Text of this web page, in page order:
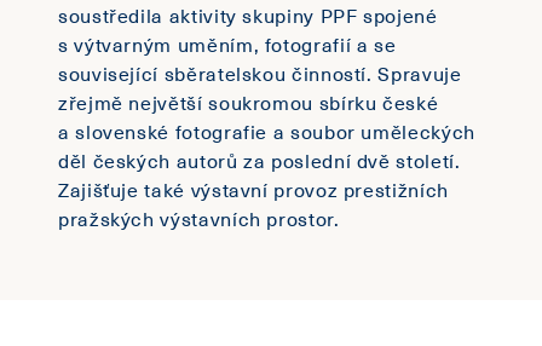
soustředila aktivity skupiny PPF spojené
s výtvarným uměním, fotografií a se
související sběratelskou činností. Spravuje
zřejmě největší soukromou sbírku české
a slovenské fotografie a soubor uměleckých
děl českých autorů za poslední dvě století.
Zajišťuje také výstavní provoz prestižních
pražských výstavních prostor.